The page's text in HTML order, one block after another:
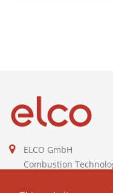
ELCO GmbH
Combustion